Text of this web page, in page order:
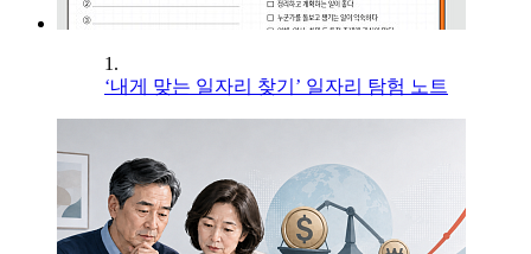
1.
‘내게 맞는 일자리 찾기’ 일자리 탐험 노트